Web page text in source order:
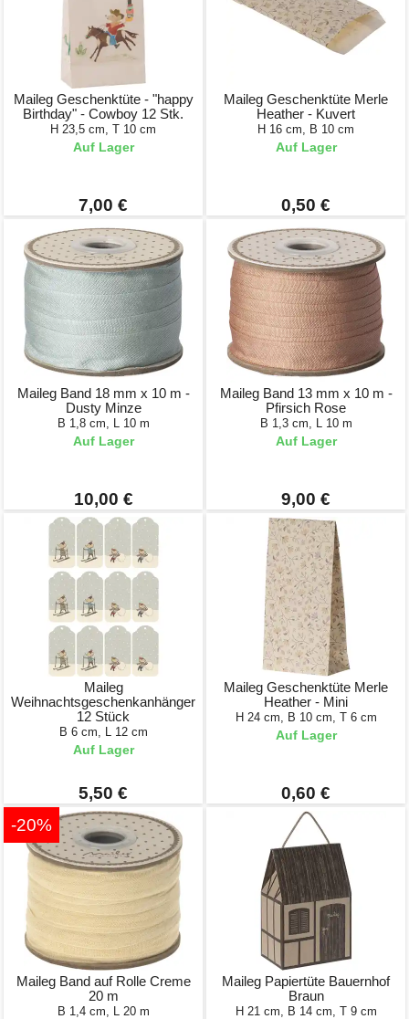
Maileg Geschenktüte - "happy
Birthday" - Cowboy 12 Stk.
H 23,5 cm, T 10 cm
Auf Lager
7,00 €
Maileg Geschenktüte Merle
Heather - Kuvert
H 16 cm, B 10 cm
Auf Lager
0,50 €
Maileg Band 18 mm x 10 m -
Dusty Minze
B 1,8 cm, L 10 m
Auf Lager
10,00 €
Maileg Band 13 mm x 10 m -
Pfirsich Rose
B 1,3 cm, L 10 m
Auf Lager
9,00 €
Maileg
Weihnachtsgeschenkanhänger
12 Stück
B 6 cm, L 12 cm
Auf Lager
5,50 €
Maileg Geschenktüte Merle
Heather - Mini
H 24 cm, B 10 cm, T 6 cm
Auf Lager
0,60 €
-20%
Maileg Band auf Rolle Creme
20 m
B 1,4 cm, L 20 m
Maileg Papiertüte Bauernhof
Braun
H 21 cm, B 14 cm, T 9 cm